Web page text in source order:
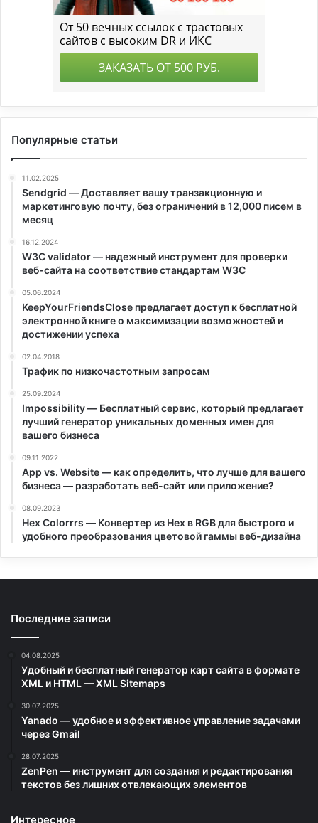
Популярные статьи
11.02.2025
Sendgrid — Доставляет вашу транзакционную и
маркетинговую почту, без ограничений в 12,000 писем в
месяц
16.12.2024
W3C validator — надежный инструмент для проверки
веб-сайта на соответствие стандартам W3C
05.06.2024
KeepYourFriendsClose предлагает доступ к бесплатной
электронной книге о максимизации возможностей и
достижении успеха
02.04.2018
Трафик по низкочастотным запросам
25.09.2024
Impossibility — Бесплатный сервис, который предлагает
лучший генератор уникальных доменных имен для
вашего бизнеса
09.11.2022
App vs. Website — как определить, что лучше для вашего
бизнеса — разработать веб-сайт или приложение?
08.09.2023
Hex Colorrrs — Конвертер из Hex в RGB для быстрого и
удобного преобразования цветовой гаммы веб-дизайна
Последние записи
04.08.2025
Удобный и бесплатный генератор карт сайта в формате
XML и HTML — XML Sitemaps
30.07.2025
Yanado — удобное и эффективное управление задачами
через Gmail
28.07.2025
ZenPen — инструмент для создания и редактирования
текстов без лишних отвлекающих элементов
Интересное